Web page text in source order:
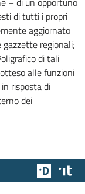
di tutti i propri
aggiornato
regionali;
di tali
alle funzioni
risposta di
dei
Team